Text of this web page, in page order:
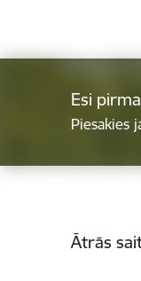
Esi
Piesakies
Ātrās